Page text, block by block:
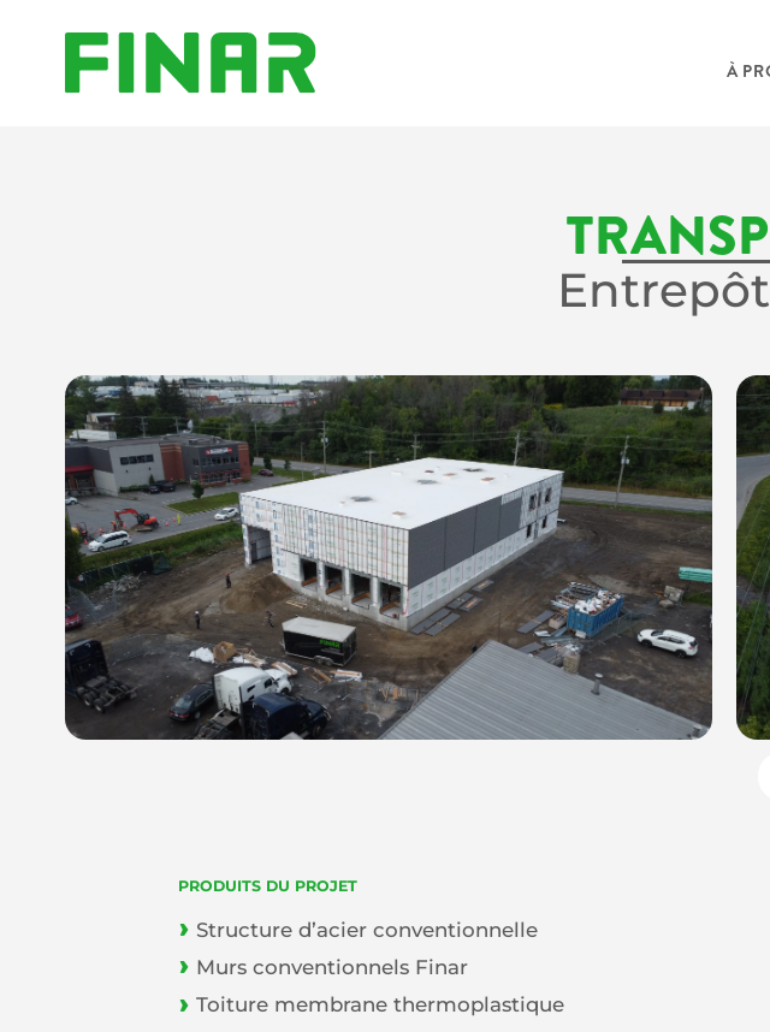
À
PRODUITS DU PROJET
Structure d’acier conventionnelle
Murs conventionnels Finar
Toiture membrane thermoplastique